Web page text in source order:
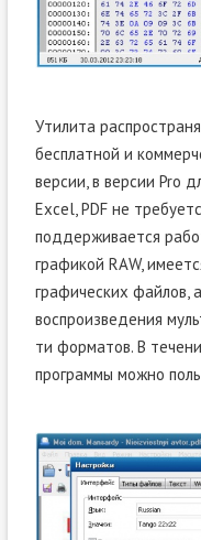
Утилита
бесплатной и
версии, в версии Pro
Excel, PDF не
поддерживается
графикой RAW,
графических файлов,
воспроизведения
ти форматов. В
программы можно